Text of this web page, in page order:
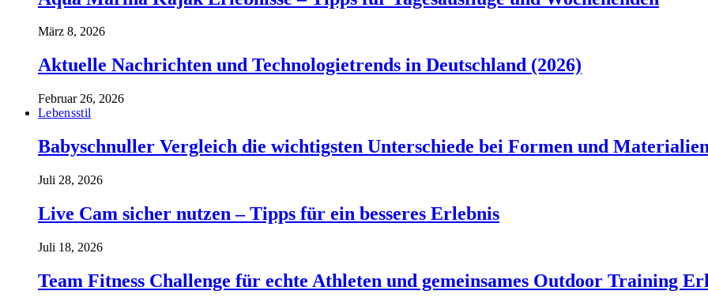
März 8, 2026
Aktuelle Nachrichten und Technologietrends in Deutschland (2026)
Februar 26, 2026
Lebensstil
Babyschnuller Vergleich die wichtigsten Unterschiede bei Formen und
Juli 28, 2026
Live Cam sicher nutzen – Tipps für ein besseres Erlebnis
Juli 18, 2026
Team Fitness Challenge für echte Athleten und gemeinsames Outdoor Training